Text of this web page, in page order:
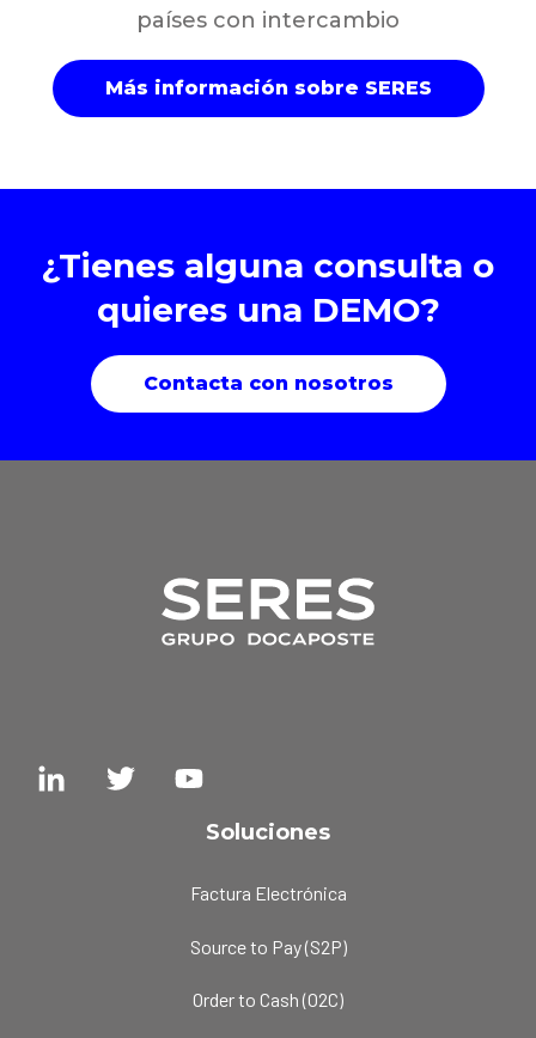
países con intercambio
Más información sobre SERES
¿Tienes alguna consulta o
quieres una DEMO?
Contacta con nosotros
Soluciones
Factura Electrónica
Source to Pay (S2P)
Order to Cash (O2C)